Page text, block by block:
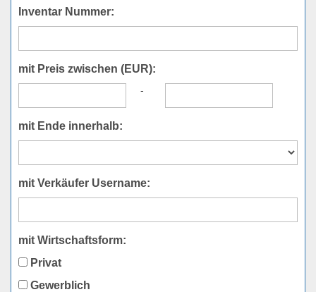
Inventar Nummer:
mit Preis zwischen (EUR):
-
mit Ende innerhalb:
mit Verkäufer Username:
mit Wirtschaftsform:
Privat
Gewerblich